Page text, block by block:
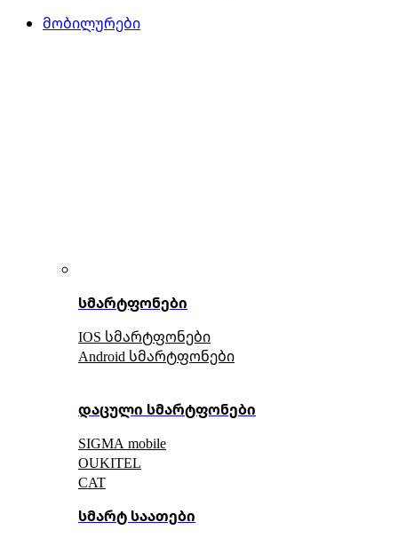
მობილურები
სმარტფონები
IOS სმარტფონები
Android სმარტფონები
დაცული სმარტფონები
SIGMA mobile
OUKITEL
CAT
სმარტ საათები